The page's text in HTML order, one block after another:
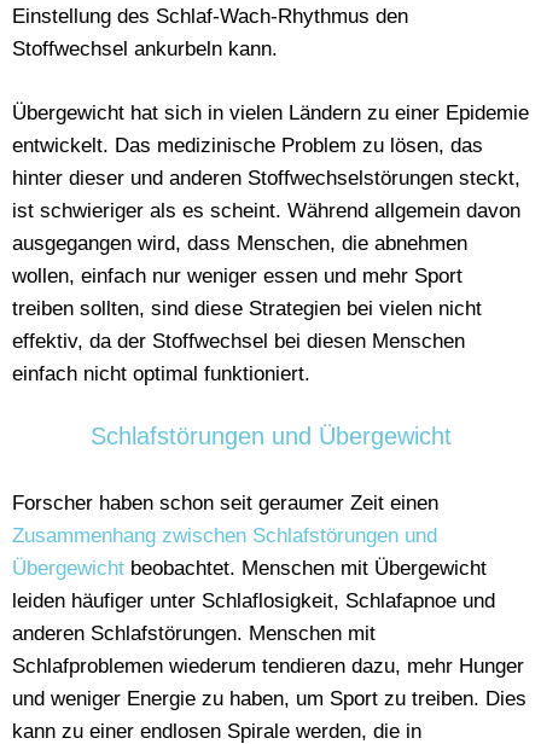
Einstellung des Schlaf-Wach-Rhythmus den
Stoffwechsel ankurbeln kann.
Übergewicht hat sich in vielen Ländern zu einer Epidemie
entwickelt. Das medizinische Problem zu lösen, das
hinter dieser und anderen Stoffwechselstörungen steckt,
ist schwieriger als es scheint. Während allgemein davon
ausgegangen wird, dass Menschen, die abnehmen
wollen, einfach nur weniger essen und mehr Sport
treiben sollten, sind diese Strategien bei vielen nicht
effektiv, da der Stoffwechsel bei diesen Menschen
einfach nicht optimal funktioniert.
Schlafstörungen und Übergewicht
Forscher haben schon seit geraumer Zeit einen
Zusammenhang zwischen Schlafstörungen und
Übergewicht beobachtet. Menschen mit Übergewicht
leiden häufiger unter Schlaflosigkeit, Schlafapnoe und
anderen Schlafstörungen. Menschen mit
Schlafproblemen wiederum tendieren dazu, mehr Hunger
und weniger Energie zu haben, um Sport zu treiben. Dies
kann zu einer endlosen Spirale werden, die in